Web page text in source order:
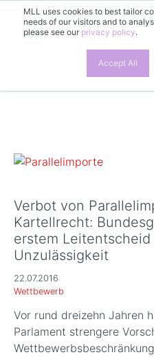
MLL uses cookies to best tailor
needs of our visitors and to
please see our privacy policy.
Accept All
Verbot von
Kartellrecht:
erstem
Unzulässigkeit
22.07.2016
Wettbewerb
Vor rund dreizehn Jahren
Parlament strengere